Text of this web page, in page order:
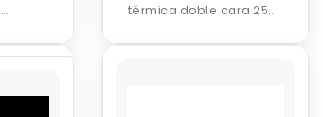
térmica doble cara 25m